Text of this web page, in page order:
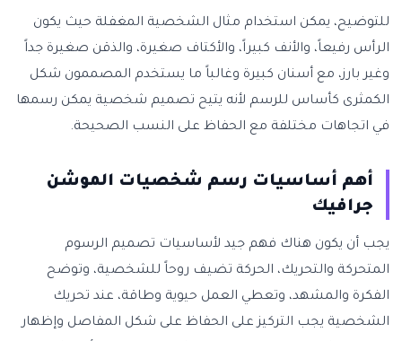
للتوضيح، يمكن استخدام مثال الشخصية المغفلة حيث يكون
الرأس رفيعاً، والأنف كبيراً، والأكتاف صغيرة، والذقن صغيرة جداً
وغير بارز، مع أسنان كبيرة وغالباً ما يستخدم المصممون شكل
الكمثرى كأساس للرسم لأنه يتيح تصميم شخصية يمكن رسمها
في اتجاهات مختلفة مع الحفاظ على النسب الصحيحة.
أهم أساسيات رسم شخصيات الموشن
جرافيك
يجب أن يكون هناك فهم جيد لأساسيات تصميم الرسوم
المتحركة والتحريك، الحركة تضيف روحاً للشخصية، وتوضح
الفكرة والمشهد، وتعطي العمل حيوية وطاقة، عند تحريك
الشخصية يجب التركيز على الحفاظ على شكل المفاصل وإظهار